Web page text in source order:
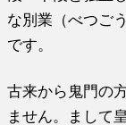
な別業（べつご
です。
古来から鬼門の
ません。まして